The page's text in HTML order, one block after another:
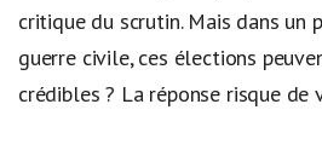
critique du scrutin. Mais dans un
guerre civile, ces élections
crédibles ? La réponse risque de